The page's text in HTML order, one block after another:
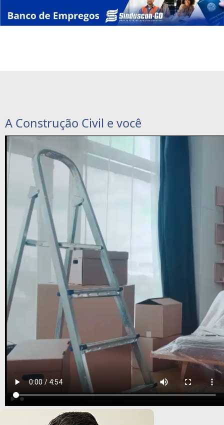
A Construção Civil e você